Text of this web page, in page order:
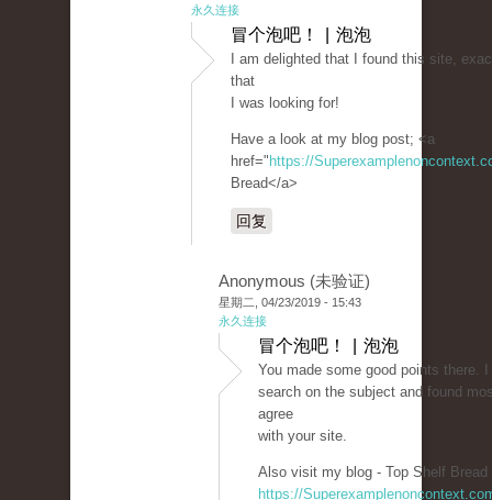
永久连接
冒个泡吧！ | 泡泡
I am delighted that I found this site,
that
I was looking for!
Have a look at my blog post; <a
href=" https://
Bread</a>
回复
Anonymous (未验证)
星期二, 04/23/2019 - 15:43
永久连接
冒个泡吧！ | 泡泡
You made some good points there. I
search on the subject and found
agree
with your site.
Also visit my blog - Top Shelf Bread
https://